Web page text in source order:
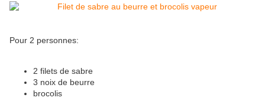
Pour 2 personnes:
2 filets de sabre
3 noix de beurre
brocolis